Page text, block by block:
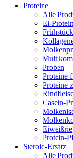
Proteine
Alle
Ei-
Proben
Proteine
Proteine
Casein-
Protein-
Steroid-Ersatz
Alle